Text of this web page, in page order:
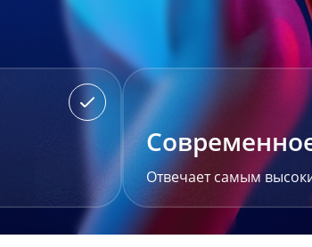
Отвечает самым